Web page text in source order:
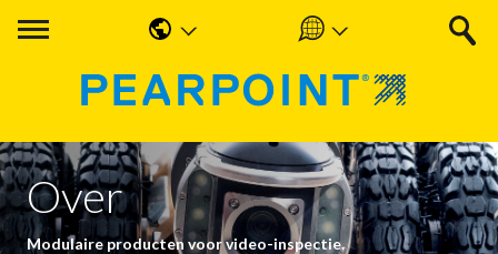
Americas
EMEA & APAC
English
Nederlands
Français
Over
Modulaire producten voor video-inspectie.